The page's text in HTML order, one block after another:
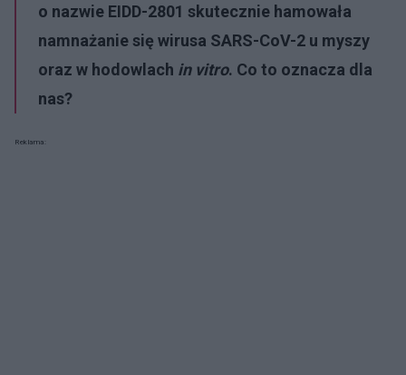
o nazwie EIDD-2801 skutecznie hamowała
namnażanie się wirusa SARS-CoV-2 u myszy
oraz w hodowlach in vitro. Co to oznacza dla
nas?
Reklama: